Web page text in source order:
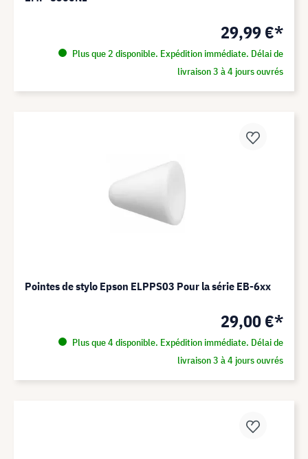
29,99 €*
Plus que 2 disponible. Expédition immédiate. Délai de
livraison 3 à 4 jours ouvrés
Pointes de stylo Epson ELPPS03 Pour la série EB-6xx
29,00 €*
Plus que 4 disponible. Expédition immédiate. Délai de
livraison 3 à 4 jours ouvrés